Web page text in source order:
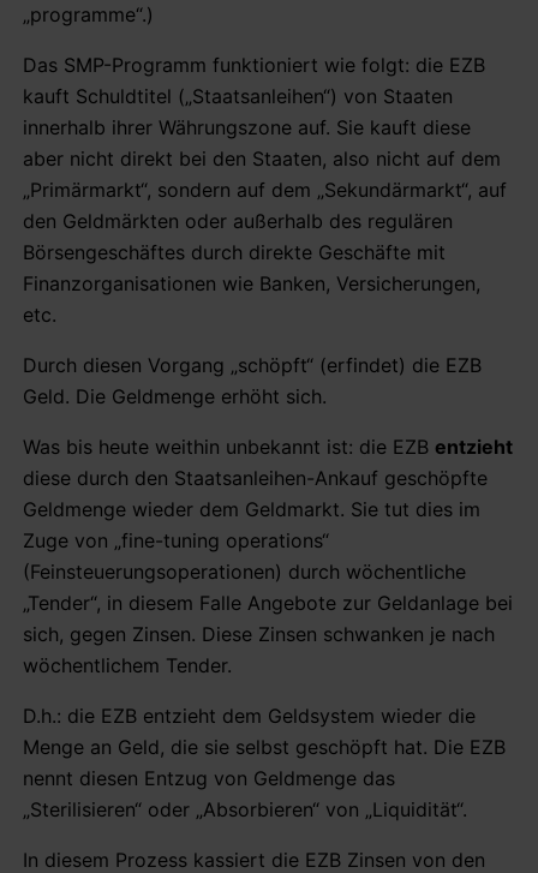
„programme“.)
Das SMP-Programm funktioniert wie folgt: die EZB
kauft Schuldtitel („Staatsanleihen“) von Staaten
innerhalb ihrer Währungszone auf. Sie kauft diese
aber nicht direkt bei den Staaten, also nicht auf dem
„Primärmarkt“, sondern auf dem „Sekundärmarkt“, auf
den Geldmärkten oder außerhalb des regulären
Börsengeschäftes durch direkte Geschäfte mit
Finanzorganisationen wie Banken, Versicherungen,
etc.
Durch diesen Vorgang „schöpft“ (erfindet) die EZB
Geld. Die Geldmenge erhöht sich.
Was bis heute weithin unbekannt ist: die EZB entzieht
diese durch den Staatsanleihen-Ankauf geschöpfte
Geldmenge wieder dem Geldmarkt. Sie tut dies im
Zuge von „fine-tuning operations“
(Feinsteuerungsoperationen) durch wöchentliche
„Tender“, in diesem Falle Angebote zur Geldanlage bei
sich, gegen Zinsen. Diese Zinsen schwanken je nach
wöchentlichem Tender.
D.h.: die EZB entzieht dem Geldsystem wieder die
Menge an Geld, die sie selbst geschöpft hat. Die EZB
nennt diesen Entzug von Geldmenge das
„Sterilisieren“ oder „Absorbieren“ von „Liquidität“.
In diesem Prozess kassiert die EZB Zinsen von den